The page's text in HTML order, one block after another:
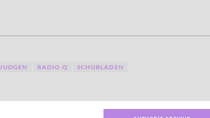
JUDGEN RADIO Q SCHUBLADEN